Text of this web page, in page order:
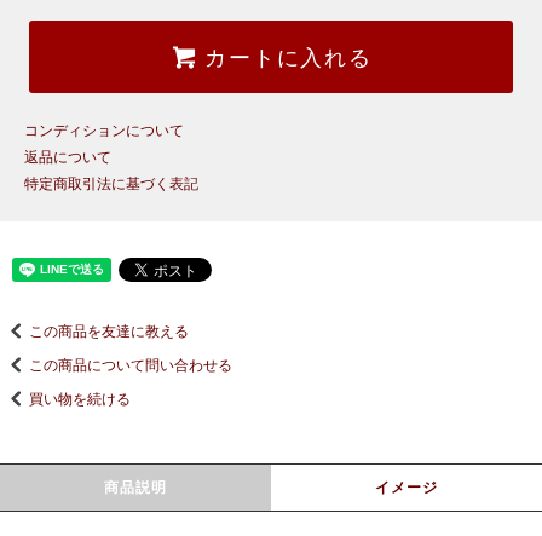
カートに入れる
コンディションについて
返品について
特定商取引法に基づく表記
この商品を友達に教える
この商品について問い合わせる
買い物を続ける
商品説明 イメージ